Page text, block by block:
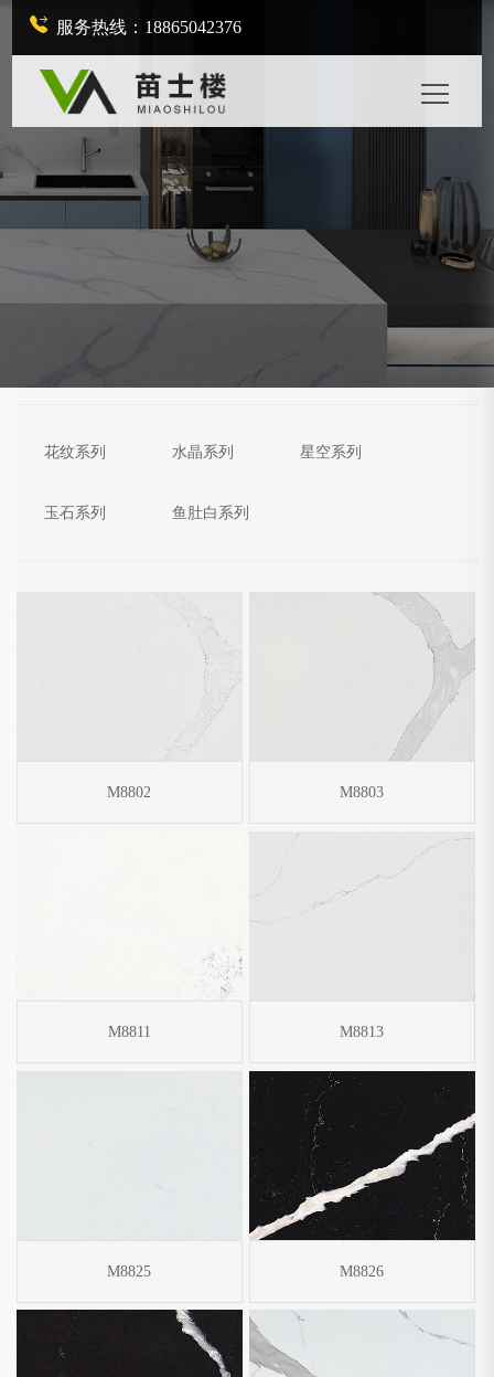
服务热线：18865042376
花纹系列 水晶系列 星空系列
玉石系列 鱼肚白系列
M8802 M8803
M8811 M8813
M8825 M8826